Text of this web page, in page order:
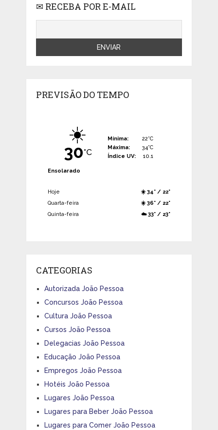
✉ RECEBA POR E-MAIL
PREVISÃO DO TEMPO
☀️
30°C
Mínima:
22°C
Máxima:
34°C
Índice UV:
10.1
Ensolarado
Hoje
☀️ 34° / 22°
Quarta-feira
☀️ 36° / 22°
Quinta-feira
☁️ 33° / 23°
CATEGORIAS
Autorizada João Pessoa
Concursos João Pessoa
Cultura João Pessoa
Cursos João Pessoa
Delegacias João Pessoa
Educação João Pessoa
Empregos João Pessoa
Hotéis João Pessoa
Lugares João Pessoa
Lugares para Beber João Pessoa
Lugares para Comer João Pessoa